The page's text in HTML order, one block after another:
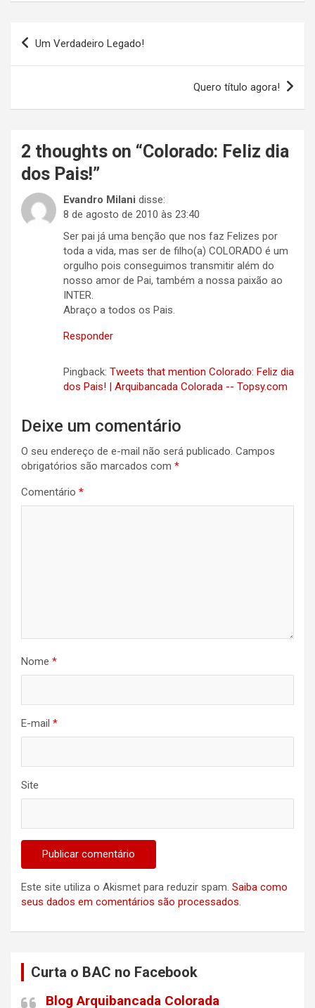
Navegação
Um Verdadeiro Legado!
Quero título agora!
2 thoughts on “Colorado: Feliz dia
dos Pais!”
Evandro Milani disse:
8 de agosto de 2010 às 23:40
Ser pai já uma benção que nos faz Felizes por
toda a vida, mas ser de filho(a) COLORADO é um
orgulho pois conseguimos transmitir além do
nosso amor de Pai, também a nossa paixão ao
INTER.
Abraço a todos os Pais.
Responder
Pingback: Tweets that mention Colorado: Feliz dia
dos Pais! | Arquibancada Colorada -- Topsy.com
Deixe um comentário
O seu endereço de e-mail não será publicado. Campos
obrigatórios são marcados com *
Comentário *
Nome *
E-mail *
Site
Este site utiliza o Akismet para reduzir spam. Saiba como
seus dados em comentários são processados.
Curta o BAC no Facebook
Blog Arquibancada Colorada